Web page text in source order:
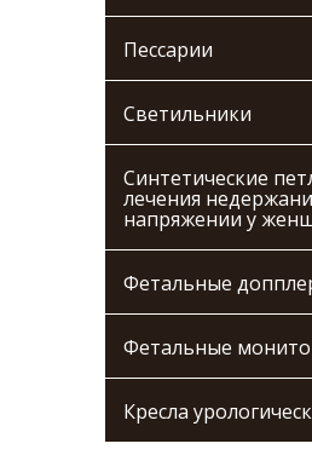
Пессарии
Светильники
Синтетические
лечения
напряжении у
Фетальные
Фетальные
Кресла